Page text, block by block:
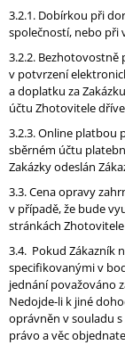
3.2.1. Dobírkou při
společností, nebo při
3.2.2.
v potvrzení
a doplatku za
účtu Zhotovitele
3.2.3. Online platbou
sběrném účtu
Zakázky odeslán
3.3. Cena opravy
v případě, že bude
stránkách
3.4. Pokud Zákazník
specifikovanými v
jednání považováno
Nedojde-li k jiné
oprávněn v souladu
právo a věc